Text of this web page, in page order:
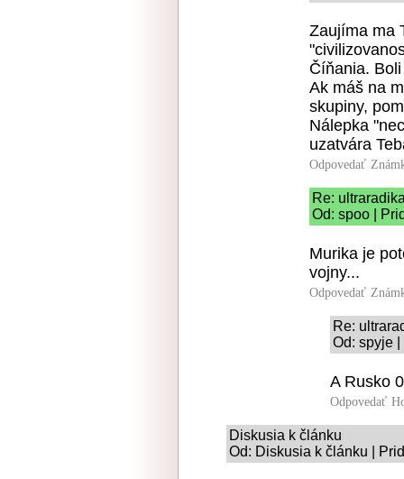
Zaujíma ma
Číňania.
Ak máš na
skupiny,
Nálepka
uzatvára
Odpovedať
Re:
Od: spoo |
Murika je
vojny...
Odpovedať
Re:
Od: spyje
A Rusko
Odpovedať
Diskusia k článku
Od: Diskusia k článku |